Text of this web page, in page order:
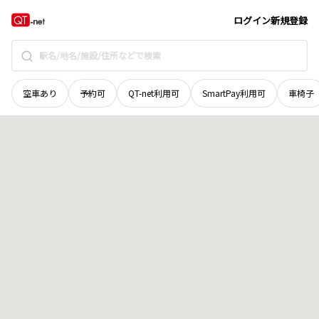
ログイン新規登録
空車あり 予約可 QT-net利用可 SmartPay利用可 車椅子
岩手県